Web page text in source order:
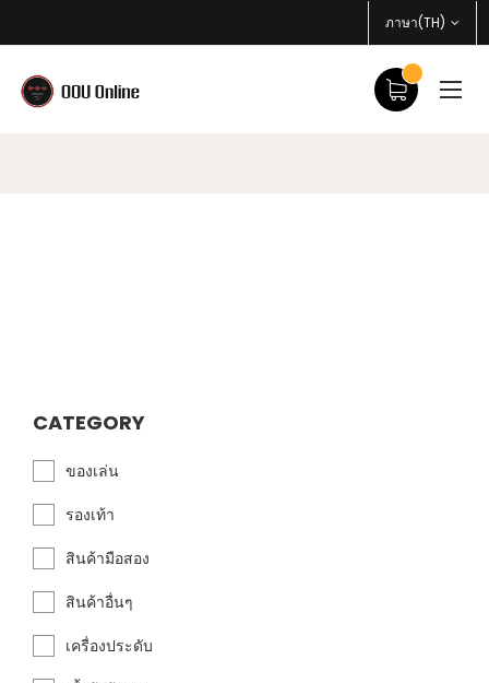
ภาษา(TH)
CATEGORY
ของเล่น
รองเท้า
สินค้ามือสอง
สินค้าอื่นๆ
เครื่องประดับ